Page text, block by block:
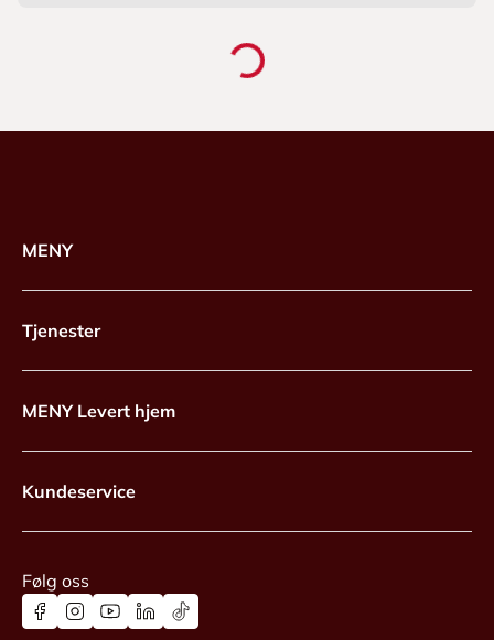
MENY
Tjenester
MENY Levert hjem
Kundeservice
Følg oss